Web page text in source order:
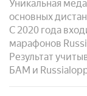
Уникальная
основных
С 2020 года
марафонов
Результат
БАМ и